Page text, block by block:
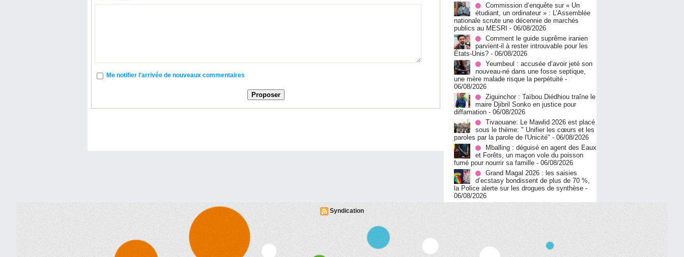
Me notifier l'arrivée de nouveaux commentaires
Commission d’enquête sur « Un
étudiant, un ordinateur » : L’Assemblée
nationale scrute une décennie de marchés
publics au MESRI - 06/08/2026
Comment le guide suprême iranien
parvient-il à rester introuvable pour les
États-Unis? - 06/08/2026
Yeumbeul : accusée d’avoir jeté son
nouveau-né dans une fosse septique,
une mère malade risque la perpétuité -
06/08/2026
Ziguinchor : Taïbou Diédhiou traîne le
maire Djibril Sonko en justice pour
diffamation - 06/08/2026
Tivaouane: Le Mawlid 2026 est placé
sous le thème: " Unifier les cœurs et les
paroles par la parole de l'Unicité" - 06/08/2026
Mballing : déguisé en agent des Eaux
et Forêts, un maçon vole du poisson
fumé pour nourrir sa famille - 06/08/2026
Grand Magal 2026 : les saisies
d’ecstasy bondissent de plus de 70 %,
la Police alerte sur les drogues de synthèse -
06/08/2026
Syndication